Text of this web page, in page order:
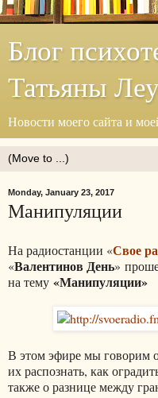
Блог
Татьяны
Новости моего сайта и
Monday, January 23, 2017
Манипуляции
На радиостанции «Свое
«Валентинов День»
на тему «Манипуляции»
В этом эфире мы говорим
их распознать, как
также о разнице между